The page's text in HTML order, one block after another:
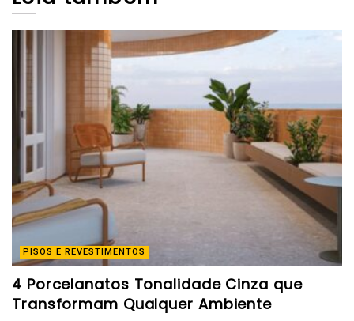
PISOS E REVESTIMENTOS
4 Porcelanatos Tonalidade Cinza que
Transformam Qualquer Ambiente